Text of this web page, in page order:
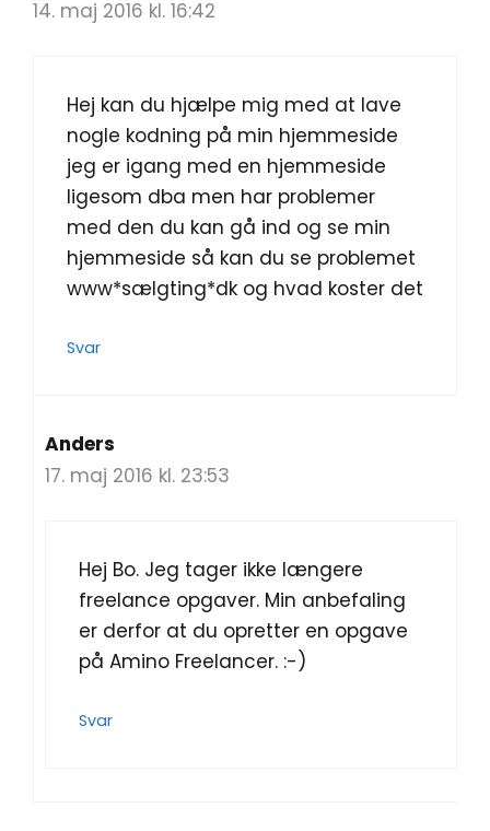
14. maj 2016 kl. 16:42
Hej kan du hjælpe mig med at lave
nogle kodning på min hjemmeside
jeg er igang med en hjemmeside
ligesom dba men har problemer
med den du kan gå ind og se min
hjemmeside så kan du se problemet
www*sælgting*dk og hvad koster det
Svar
Anders
17. maj 2016 kl. 23:53
Hej Bo. Jeg tager ikke længere
freelance opgaver. Min anbefaling
er derfor at du opretter en opgave
på Amino Freelancer. :-)
Svar